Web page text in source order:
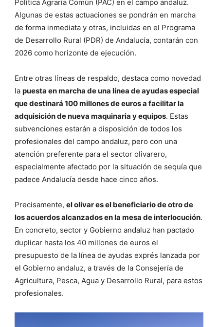
Política Agraria Común (PAC) en el campo andaluz.
Algunas de estas actuaciones se pondrán en marcha
de forma inmediata y otras, incluidas en el Programa
de Desarrollo Rural (PDR) de Andalucía, contarán con
2026 como horizonte de ejecución.
Entre otras líneas de respaldo, destaca como novedad
la puesta en marcha de una línea de ayudas especial
que destinará 100 millones de euros a facilitar la
adquisición de nueva maquinaria y equipos. Estas
subvenciones estarán a disposición de todos los
profesionales del campo andaluz, pero con una
atención preferente para el sector olivarero,
especialmente afectado por la situación de sequía que
padece Andalucía desde hace cinco años.
Precisamente, el olivar es el beneficiario de otro de
los acuerdos alcanzados en la mesa de interlocución.
En concreto, sector y Gobierno andaluz han pactado
duplicar hasta los 40 millones de euros el
presupuesto de la línea de ayudas exprés lanzada por
el Gobierno andaluz, a través de la Consejería de
Agricultura, Pesca, Agua y Desarrollo Rural, para estos
profesionales.